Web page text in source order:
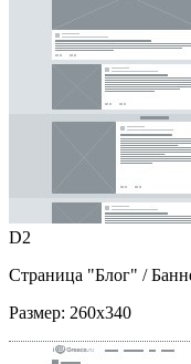
D2
Страница "Блог" /
Размер: 260x340